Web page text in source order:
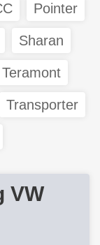
Pointer
Sharan
Teramont
Transporter
VW